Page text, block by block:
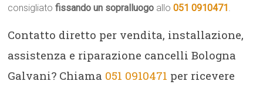
consigliatofissando un sopralluogo allo051 0910471.
Contatto diretto per vendita, installazione,
assistenza e riparazione cancelli Bologna
Galvani? Chiama 051 0910471 per ricevere